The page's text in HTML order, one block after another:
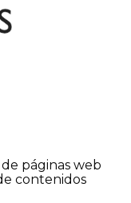
páginas web
contenidos